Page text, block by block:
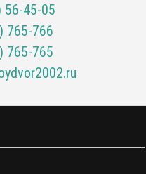
56-45-05
765-766
765-765